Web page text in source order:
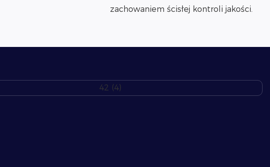
zachowaniem ścisłej kontroli jakości.